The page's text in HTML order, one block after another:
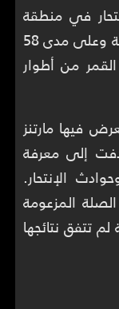
4,190 حالة انتحار في منطقة
سكرامنتو من ولاية كاليفورنيا الأمريكية وعلى مدى 58
من أطوار
فيها مارتنز
20 دراسة هدفت إلى معرفة
الإنتحار.
المزعومة
تتفق نتائجها